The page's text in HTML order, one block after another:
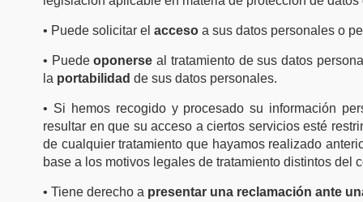
• Puede solicitar el acceso a sus datos personales o
• Puedeoponerse al tratamiento de sus datos
la portabilidad de sus datos personales.
• Si hemos recogido y procesado su información
resultar en que su acceso a ciertos servicios esté
de cualquier tratamiento que hayamos realizado
base a los motivos legales de tratamiento distintos del
• Tiene derecho a presentar una reclamación ante